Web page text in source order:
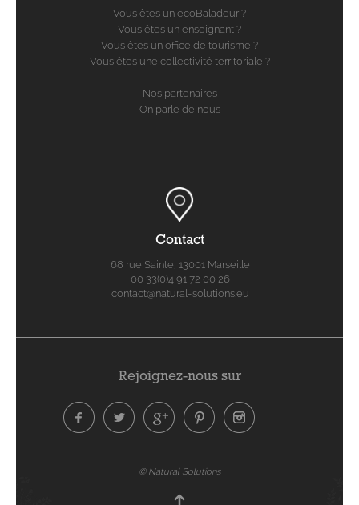
Vous êtes un ecoBaladeur ?
Vous êtes un enseignant ?
Vous êtes un office de tourisme ?
Vous êtes une collectivité territoriale ?
Nos partenaires
On parle de nous
Contact
68 rue Sainte, 13001 Marseille
00 33(0)4 91 72 00 26
contact@natural-solutions.eu
Rejoignez-nous sur
© Natural Solutions